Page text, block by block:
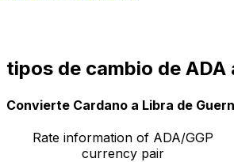
tipos de cambio de ADA
Convierte Cardano a Libra de
Rate information of ADA/GGP
currency pair